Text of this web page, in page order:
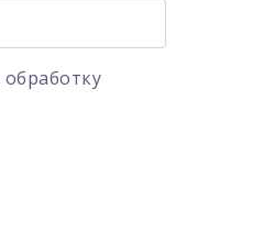
обработку